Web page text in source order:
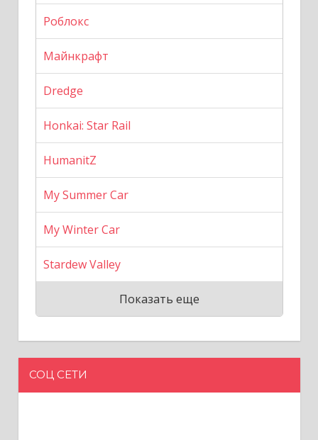
Роблокс
Майнкрафт
Dredge
Honkai: Star Rail
HumanitZ
My Summer Car
My Winter Car
Stardew Valley
Показать еще
СОЦ СЕТИ